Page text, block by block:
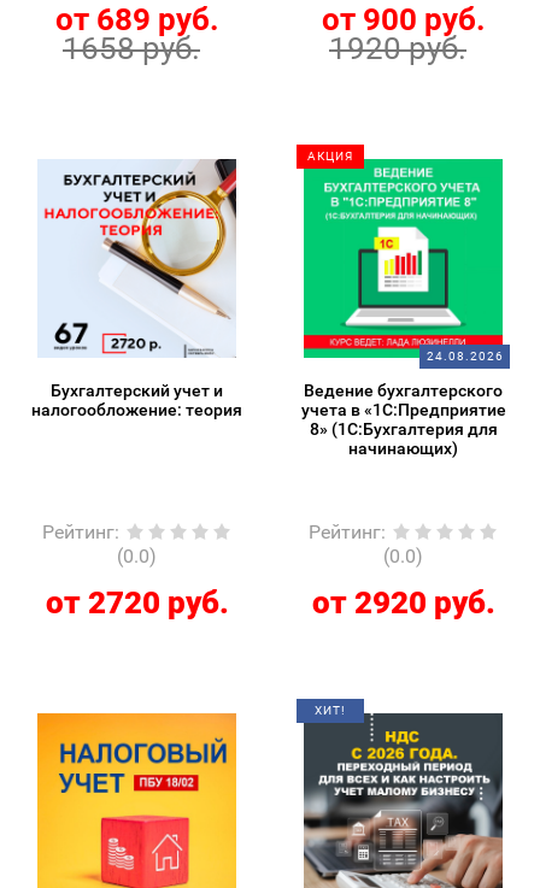
от 689 руб.
1658 руб.
от 900 руб.
1920 руб.
Бухгалтерский учет и
налогообложение: теория
Рейтинг:
(0.0)
от 2720 руб.
АКЦИЯ
24.08.2026
Ведение бухгалтерского
учета в «1С:Предприятие
8» (1С:Бухгалтерия для
начинающих)
Рейтинг:
(0.0)
от 2920 руб.
ХИТ!